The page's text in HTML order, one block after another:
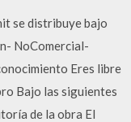
se distribuye bajo
NoComercial-
Eres libre
Bajo las siguientes
de la obra El